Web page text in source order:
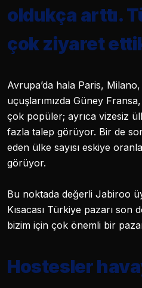
oldukça arttı.
çok ziyaret
Avrupa’da hala Paris,
uçuşlarımızda Güney
çok popüler; ayrıca vizesiz
fazla talep görüyor. Bir de
eden ülke sayısı eskiye
görüyor.
Bu noktada değerli Jabiroo
Kısacası Türkiye pazarı
bizim için çok önemli bir
Hostesler